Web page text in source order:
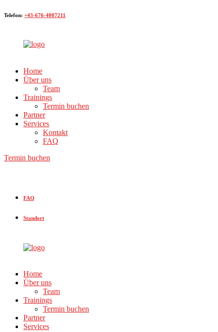
Telefon: +43-676-4007211
Home
Über uns
Team
Trainings
Termin buchen
Partner
Services
Kontakt
FAQ
Termin buchen
FAQ
Standort
Home
Über uns
Team
Trainings
Termin buchen
Partner
Services